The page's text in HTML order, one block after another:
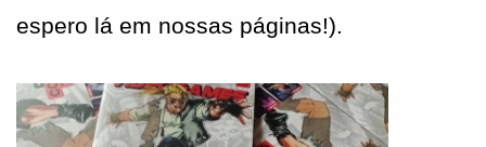
espero lá em nossas páginas!).